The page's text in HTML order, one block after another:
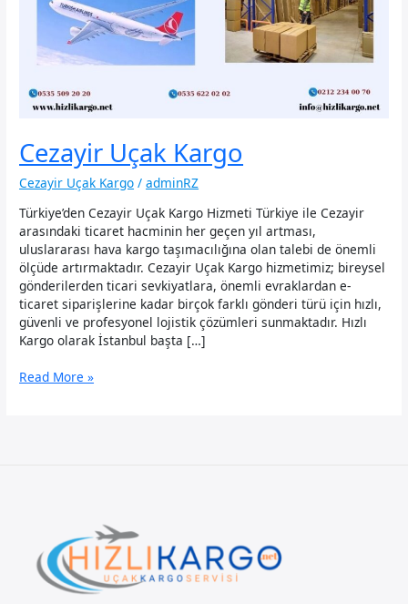
Cezayir Uçak Kargo
Cezayir Uçak Kargo /adminRZ
Türkiye’den Cezayir Uçak Kargo Hizmeti Türkiye ile Cezayir
arasındaki ticaret hacminin her geçen yıl artması,
uluslararası hava kargo taşımacılığına olan talebi de önemli
ölçüde artırmaktadır. Cezayir Uçak Kargo hizmetimiz; bireysel
gönderilerden ticari sevkiyatlara, önemli evraklardan e-
ticaret siparişlerine kadar birçok farklı gönderi türü için hızlı,
güvenli ve profesyonel lojistik çözümleri sunmaktadır. Hızlı
Kargo olarak İstanbul başta […]
Cezayir
Read More »